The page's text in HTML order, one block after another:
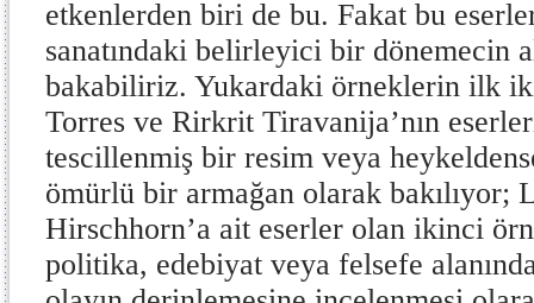
etkenlerden biri de bu. Fakat bu
sanatındaki belirleyici bir dönemecin
bakabiliriz. Yukardaki örneklerin ilk
Torres ve Rirkrit Tiravanija’nın
tescillenmiş bir resim veya
ömürlü bir armağan olarak
Hirschhorn’a ait eserler olan ikinci
politika, edebiyat veya felsefe